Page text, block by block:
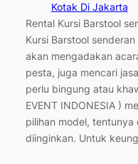
Kotak Di Jakarta
Rental Kursi Barstool
Kursi Barstool
akan mengadakan
pesta, juga mencari
perlu bingung atau
EVENT INDONESIA )
pilihan model,
diinginkan. Untuk